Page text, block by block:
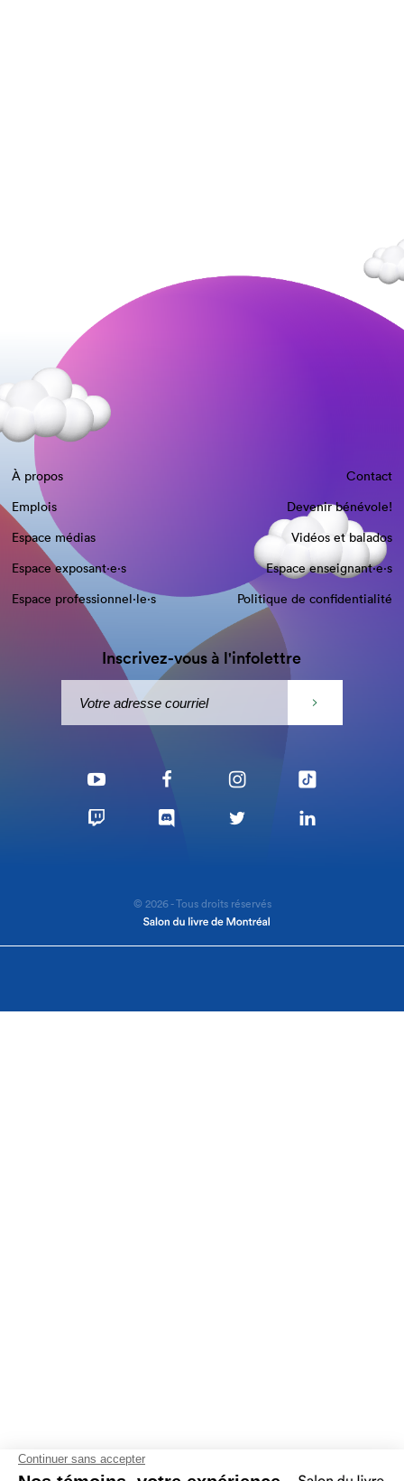
À propos
Contact
Emplois
Devenir bénévole!
Espace médias
Vidéos et balados
Espace exposant·e⋅s
Espace enseignant·e⋅s
Espace professionnel·le⋅s
Politique de confidentialité
Inscrivez-vous à l'infolettre
© 2026 - Tous droits réservés